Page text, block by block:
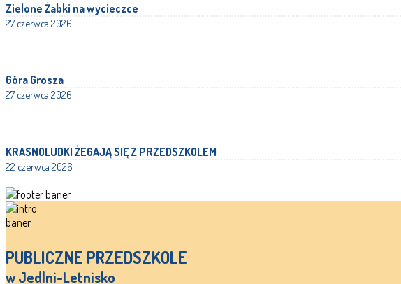
Zielone Żabki na wycieczce
27 czerwca 2026
Góra Grosza
27 czerwca 2026
KRASNOLUDKI ŻEGAJĄ SIĘ Z PRZEDSZKOLEM
22 czerwca 2026
PUBLICZNE PRZEDSZKOLE
w Jedlni-Letnisko